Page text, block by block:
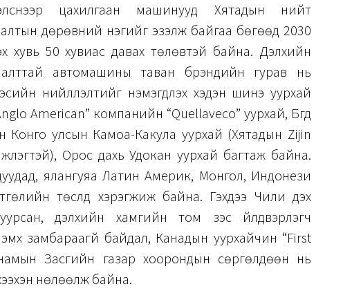
цахилгаан машинууд Хятадын нийт
дөрөвний нэгийг эзэлж байгаа бөгөөд 2030
хувь 50 хувиас давах төлөвтэй байна. Дэлхийн
автомашины таван брэндийн гурав нь
нийлүүлэлтийг нэмэгдүүлэх хэдэн шинэ уурхай
American” компанийн “Quellaveco” уурхай, Бүгд
Конго улсын Камоа-Какула уурхай (Хятадын Zijin
Орос дахь Удокан уурхай багтаж байна.
ялангуяа Латин Америк, Монгол, Индонези
төслүүд хэрэгжиж байна. Гэхдээ Чили дэх
дэлхийн хамгийн том зэс үйлдвэрлэгч
замбараагүй байдал, Канадын уурхайчин “First
Засгийн газар хоорондын сөргөлдөөн нь
нөлөөлж байна.